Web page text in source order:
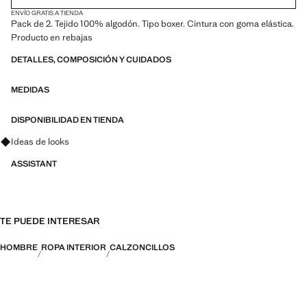
ENVÍO GRATIS A TIENDA
Pack de 2. Tejido 100% algodón. Tipo boxer. Cintura con goma elástica.
Producto en rebajas
DETALLES, COMPOSICIÓN Y CUIDADOS
MEDIDAS
DISPONIBILIDAD EN TIENDA
Pregunta por looks, prendas y tendencias
Ideas de looks
ASSISTANT
TE PUEDE INTERESAR
HOMBRE ROPA INTERIOR CALZONCILLOS